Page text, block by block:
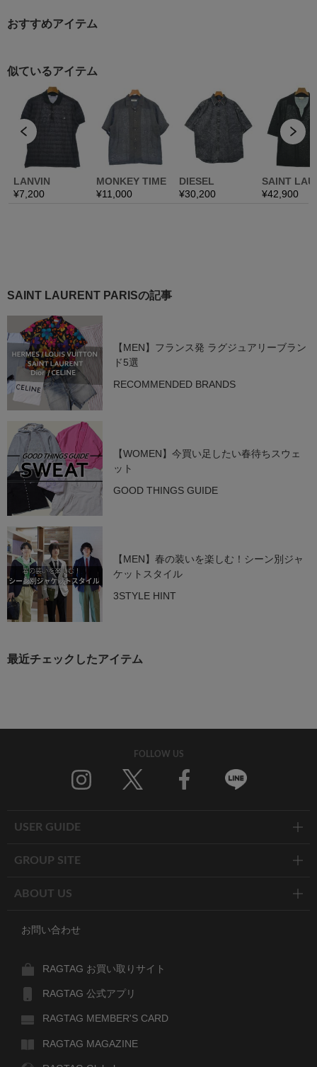
おすすめアイテム
SAINT LAURENT PARISの記事
【MEN】フランス発 ラグジュアリーブラン
ド5選
RECOMMENDED BRANDS
【WOMEN】今買い足したい春待ちスウェ
ット
GOOD THINGS GUIDE
【MEN】春の装いを楽しむ！シーン別ジャ
ケットスタイル
3STYLE HINT
最近チェックしたアイテム
FOLLOW US
USER GUIDE
GROUP SITE
ABOUT US
お問い合わせ
RAGTAG お買い取りサイト
RAGTAG 公式アプリ
RAGTAG MEMBER'S CARD
RAGTAG MAGAZINE